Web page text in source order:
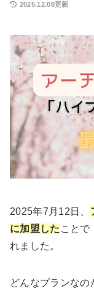
2025.12.08更新
2025年7月12日、
に加盟した ことで
れました。
どんなプランな